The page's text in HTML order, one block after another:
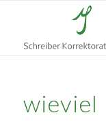
wieviel